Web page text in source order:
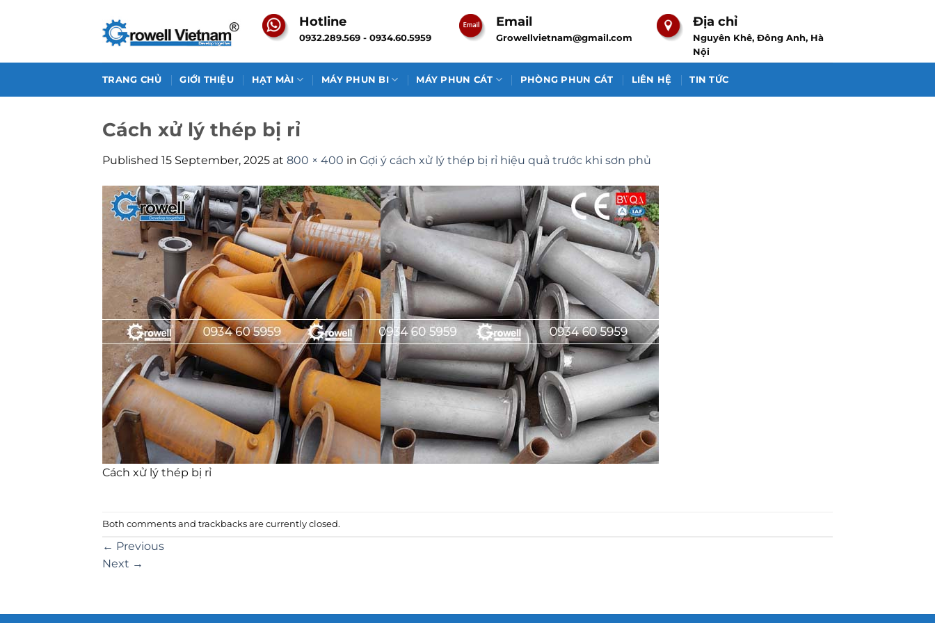
Hotline
0932.289.569 - 0934.60.5959
Email
Growellvietnam@gmail.com
Địa chỉ
Nguyên Khê, Đông Anh, Hà
Nội
TRANG CHỦ GIỚI THIỆU HẠT MÀI MÁY PHUN BI MÁY PHUN CÁT PHÒNG PHUN CÁT LIÊN HỆ TIN TỨC
Cách xử lý thép bị rỉ
Published 15 September, 2025 at 800 × 400 in Gợi ý cách xử lý thép bị rỉ hiệu quả trước khi sơn phủ
Cách xử lý thép bị rỉ
Both comments and trackbacks are currently closed.
← Previous
Next →